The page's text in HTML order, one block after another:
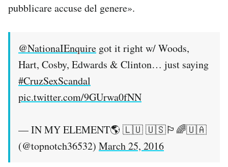
pubblicare accuse del genere».
@NationaIEnquire got it right w/ Woods,
Hart, Cosby, Edwards & Clinton… just saying
#CruzSexScandal
pic.twitter.com/9GUrwa0fNN
— IN MY ELEMENT🌎 🇱🇺 🇺🇸🏳️‍🌈🇺🇦
(@topnotch36532) March 25, 2016